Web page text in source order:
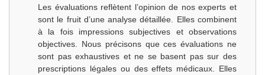
Les évaluations reflètent l’opinion de nos experts et
sont le fruit d’une analyse détaillée. Elles combinent
à la fois impressions subjectives et observations
objectives. Nous précisons que ces évaluations ne
sont pas exhaustives et ne se basent pas sur des
prescriptions légales ou des effets médicaux. Elles